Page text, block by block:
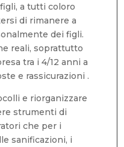
a tutti coloro
di rimanere a
dei figli.
reali, soprattutto
tra i 4/12 anni a
e rassicurazioni .
e riorganizzare
strumenti di
che per i
sanificazioni, i